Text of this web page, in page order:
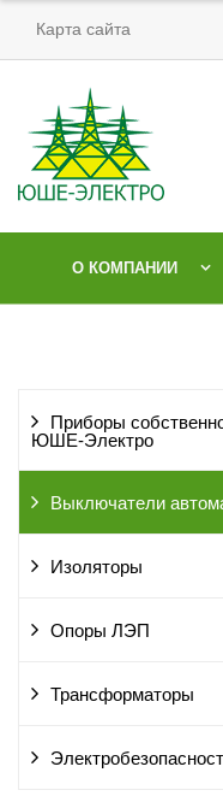
Карта сайта
О КОМПАНИИ
Приборы
ЮШЕ-Электро
Выключатели
Изоляторы
Опоры ЛЭП
Трансформаторы